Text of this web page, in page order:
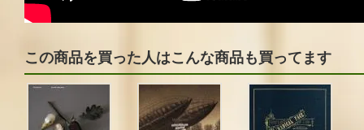
この商品を買った人はこんな商品も買ってます